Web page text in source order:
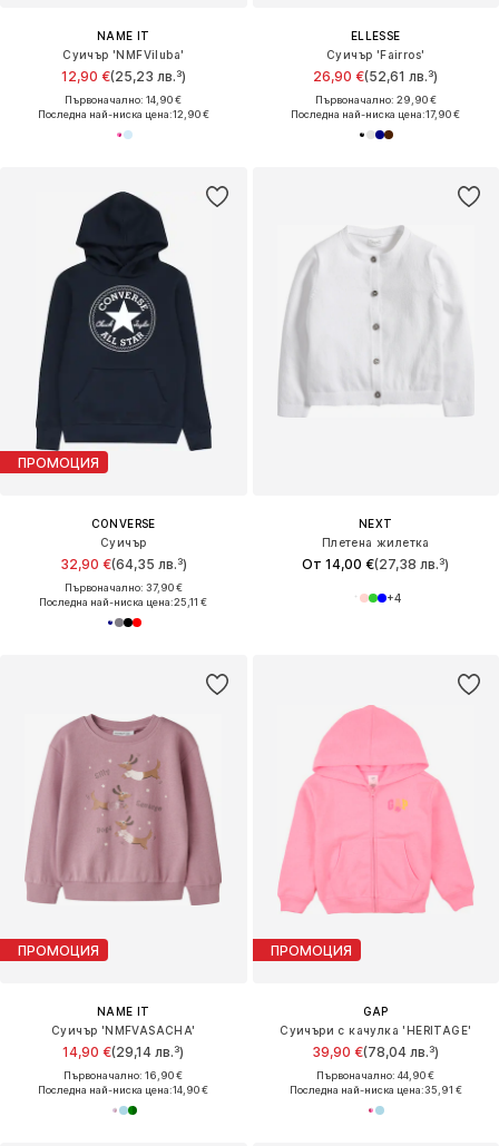
NAME IT
Суичър 'NMFViluba'
12,90 €(25,23 лв.³)
Първоначално: 14,90 €
Последна най-ниска цена:12,90 €
ELLESSE
Суичър 'Fairros'
26,90 €(52,61 лв.³)
Първоначално: 29,90 €
Последна най-ниска цена:17,90 €
ПРОМОЦИЯ
CONVERSE
Суичър
32,90 €(64,35 лв.³)
Първоначално: 37,90 €
Последна най-ниска цена:25,11 €
NEXT
Плетена жилетка
От 14,00 €(27,38 лв.³)
+4
ПРОМОЦИЯ
NAME IT
Суичър 'NMFVASACHA'
14,90 €(29,14 лв.³)
Първоначално: 16,90 €
Последна най-ниска цена:14,90 €
ПРОМОЦИЯ
GAP
Суичъри с качулка 'HERITAGE'
39,90 €(78,04 лв.³)
Първоначално: 44,90 €
Последна най-ниска цена:35,91 €